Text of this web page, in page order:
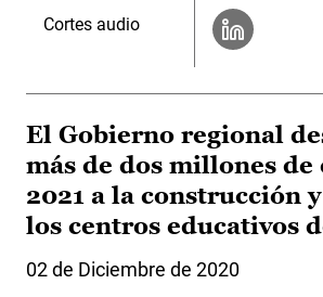
Cortes audio
El Gobierno regional
más de dos millones de
2021 a la construcción
los centros educativos
02 de Diciembre de 2020